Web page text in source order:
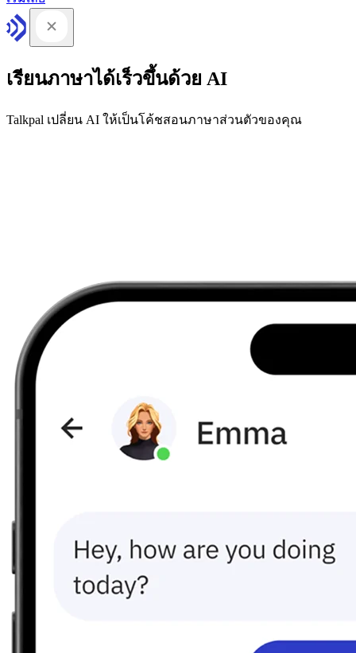
เรียนภาษาได้เร็วขึ้นด้วย AI
Talkpal เปลี่ยน AI ให้เป็นโค้ชสอนภาษาส่วนตัวของคุณ